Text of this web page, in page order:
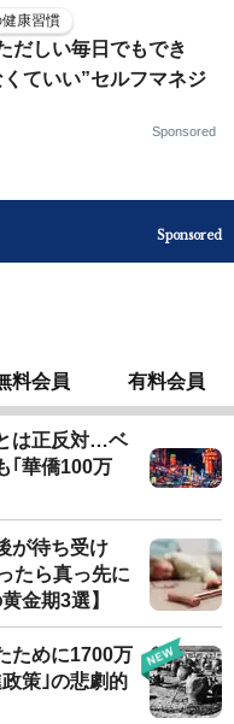
康習慣
だしい毎日でもでき
ていい”セルフマネジ
Sponsored
Sponsored
料会員 有料会員
は正反対…ベ
｢華僑100万
が待ち受け
たら真っ先に
金期3選】
ために1700万
策｣の悲劇的